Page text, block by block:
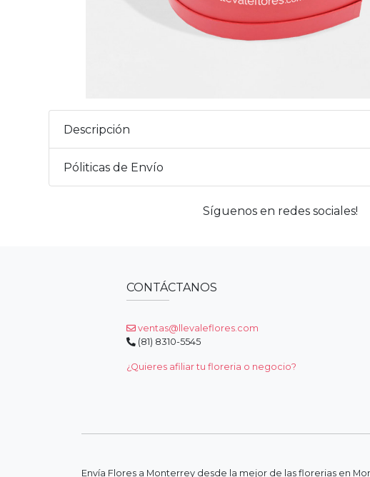
Descripción
Póliticas de Envío
Síguenos en redes sociales!
CONTÁCTANOS
ventas@llevaleflores.com
(81) 8310-5545
¿Quieres afiliar tu floreria o negocio?
Envía Flores a Monterrey desde la mejor de las florerias en